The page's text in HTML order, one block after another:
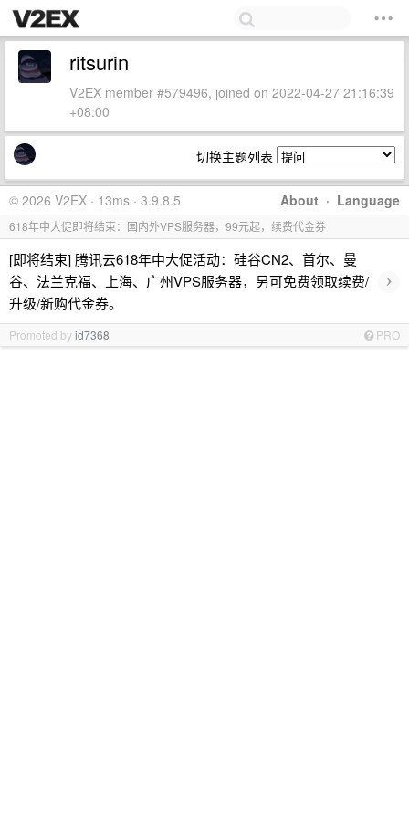
ritsurin
V2EX member #579496, joined on 2022-04-27 21:16:39
+08:00
切换主题列表
About · Language
© 2026 V2EX · 13ms · 3.9.8.5
618年中大促即将结束：国内外VPS服务器，99元起，续费代金券
[即将结束] 腾讯云618年中大促活动：硅谷CN2、首尔、曼
谷、法兰克福、上海、广州VPS服务器，另可免费领取续费/
升级/新购代金券。
›
Promoted byid7368 PRO